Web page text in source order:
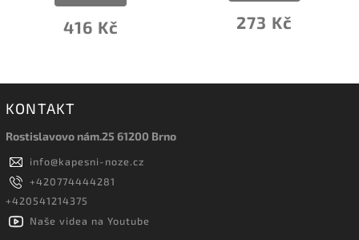
416 Kč 273 Kč
KONTAKT
Rostislavovo nám.25 61200 Brno
info@kapesni-noze.cz
+420774444281
+420541214375
Naše videa na Youtube